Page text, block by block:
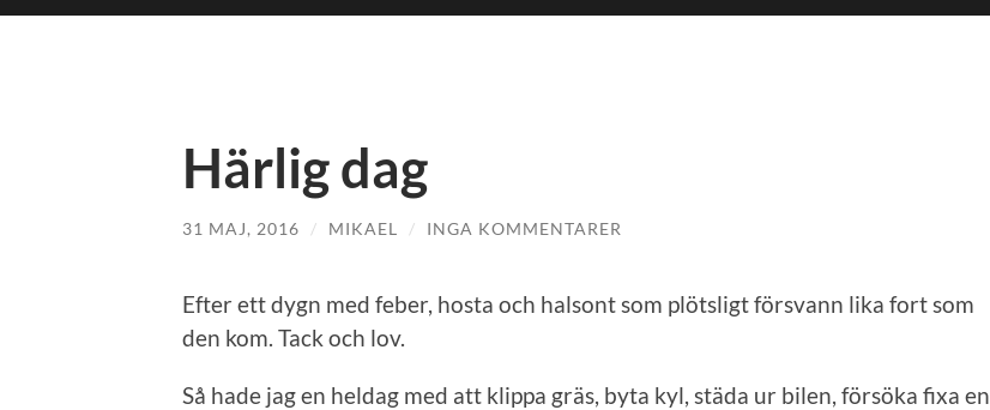
Härlig dag
31 MAJ, 2016 / MIKAEL / INGA KOMMENTARER
Efter ett dygn med feber, hosta och halsont som plötsligt försvann lika fort som
den kom. Tack och lov.
Så hade jag en heldag med att klippa gräs, byta kyl, städa ur bilen, försöka fixa en